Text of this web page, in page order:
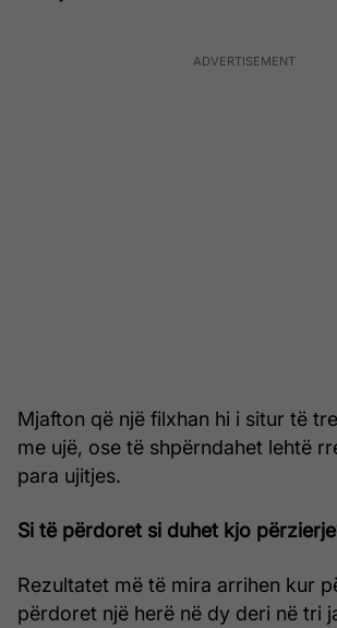
Mjafton që një filxhan hi i situr të
me ujë, ose të shpërndahet lehtë
para ujitjes.
Si të përdoret si duhet kjo
Rezultatet më të mira arrihen kur
përdoret një herë në dy deri në tri